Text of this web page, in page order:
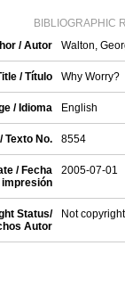
BIBLIOGRAPHIC
/ Autor
Walton,
/ Título Why Worry?
/ Idioma English
Texto No. 8554
/ Fecha
impresión
2005-07-01
Status/
Autor
Not